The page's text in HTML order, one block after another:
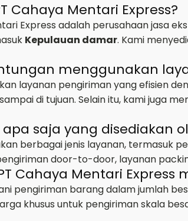
Cahaya Mentari Express?
Express adalah perusahaan jasa
Kepulauan damar. Kami
menggunakan
layanan pengiriman yang efisien
di tujuan. Selain itu, kami juga
saja yang disediakan
berbagai jenis layanan, termasuk
door-to-door, layanan
Cahaya Mentari
pengiriman barang dalam jumlah
khusus untuk pengiriman skala